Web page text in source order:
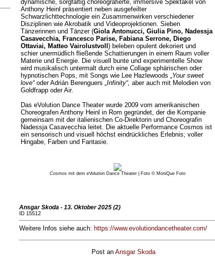
dynamische, sorgfältig choreografierte, immersive Spektakel von
Anthony Heinl präsentiert neben ausgefeilter
Schwarzlichttechnologie ein Zusammenwirken verschiedener
Disziplinen wie Akrobatik und Videoprojektionen. Sieben
Tänzerinnen und Tänzer (Giola Antonucci, Giulia Pino, Nadessja
Casavecchia, Francesco Parise, Fabiana Serrone, Diego
Ottaviai, Matteo Vairolustvoll ) beleben opulent dekoriert und
schier unermüdlich fließende Schattierungen in einem Raum voller
Materie und Energie. Die visuell bunte und experimentelle Show
wird musikalisch untermalt durch eine Collage sphärischen oder
hypnotischen Pops, mit Songs wie Lee Hazlewoods „Your sweet
love“oder Adrián Berenguers „Infinity“, aber auch mit Melodien von
Goldfrapp oder Air.
Das eVolution Dance Theater wurde 2009 vom amerikanischen
Choreografen Anthony Heinl in Rom gegründet, der die Kompanie
gemeinsam mit der italienischen Co-Direktorin und Choreografin
Nadessja Casavecchia leitet. Die aktuelle Performance Cosmos ist
ein sensorisch und visuell höchst eindrückliches Erlebnis; voller
Hingabe, Farben und Fantasie.
Cosmosmit dem eVolution Dance Theater | Foto © MoniQue Foto
Ansgar Skoda - 13. Oktober 2025 (2)
ID 15512
Weitere Infos siehe auch: https://www.evolutiondancetheater.com/
Post an Ansgar Skoda